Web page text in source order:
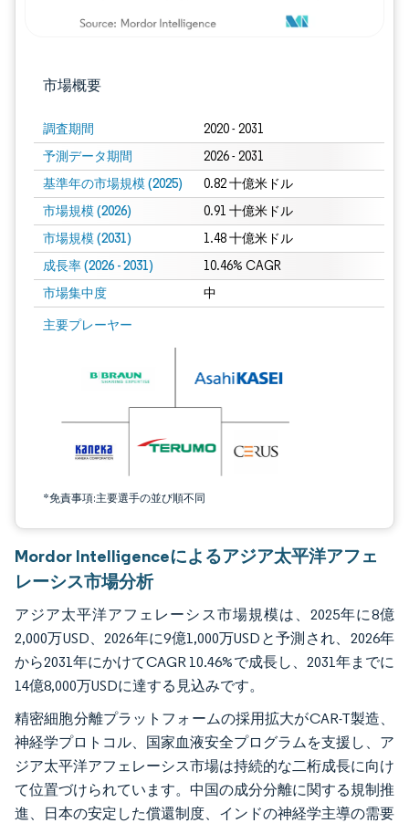
市場概要
調査期間 2020 - 2031
予測データ期間 2026 - 2031
基準年の市場規模 (2025) 0.82 十億米ドル
市場規模 (2026) 0.91 十億米ドル
市場規模 (2031) 1.48 十億米ドル
成長率 (2026 - 2031) 10.46% CAGR
市場集中度 中
主要プレーヤー
*免責事項:主要選手の並び順不同
画像 © Mordor Intelligence。再利用にはCC BY 4.0の表示が必要です。
Mordor Intelligenceによるアジア太平洋アフェ
レーシス市場分析
アジア太平洋アフェレーシス市場規模は、2025年に8億
2,000万USD、2026年に9億1,000万USDと予測され、2026年
から2031年にかけてCAGR 10.46%で成長し、2031年までに
14億8,000万USDに達する見込みです。
精密細胞分離プラットフォームの採用拡大がCAR-T製造、
神経学プロトコル、国家血液安全プログラムを支援し、ア
ジア太平洋アフェレーシス市場は持続的な二桁成長に向け
て位置づけられています。中国の成分分離に関する規制推
進、日本の安定した償還制度、インドの神経学主導の需要